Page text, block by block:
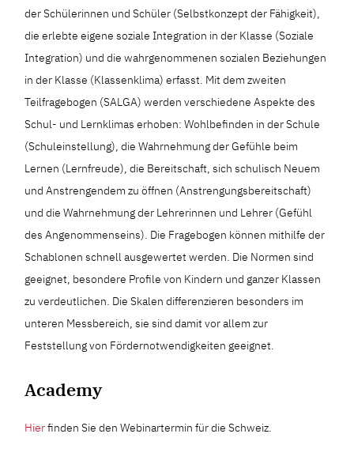
der Schülerinnen und Schüler (Selbstkonzept der Fähigkeit),
die erlebte eigene soziale Integration in der Klasse (Soziale
Integration) und die wahrgenommenen sozialen Beziehungen
in der Klasse (Klassenklima) erfasst. Mit dem zweiten
Teilfragebogen (SALGA) werden verschiedene Aspekte des
Schul- und Lernklimas erhoben: Wohlbefinden in der Schule
(Schuleinstellung), die Wahrnehmung der Gefühle beim
Lernen (Lernfreude), die Bereitschaft, sich schulisch Neuem
und Anstrengendem zu öffnen (Anstrengungsbereitschaft)
und die Wahrnehmung der Lehrerinnen und Lehrer (Gefühl
des Angenommenseins). Die Fragebogen können mithilfe der
Schablonen schnell ausgewertet werden. Die Normen sind
geeignet, besondere Profile von Kindern und ganzer Klassen
zu verdeutlichen. Die Skalen differenzieren besonders im
unteren Messbereich, sie sind damit vor allem zur
Feststellung von Fördernotwendigkeiten geeignet.
Academy
Hierfinden Sie den Webinartermin für die Schweiz.